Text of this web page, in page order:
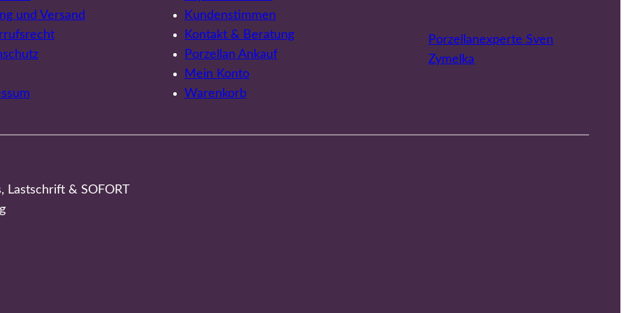
und Versand
Kundenstimmen
Kontakt & Beratung
Porzellan Ankauf
Mein Konto
Warenkorb
Porzellanexperte Sven
Zymelka
Lastschrift & SOFORT